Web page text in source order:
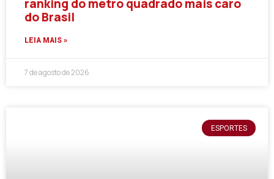
ranking do metro quadrado mais caro
do Brasil
LEIA MAIS »
7 de agosto de 2026
ESPORTES